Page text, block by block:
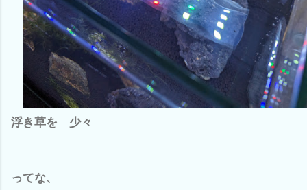
浮き草を 少々
ってな、